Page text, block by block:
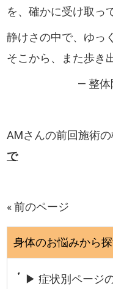
を、確かに受け取っ
静けさの中で、ゆっ
そこから、また歩き
― 整
AMさんの前回施術
で
« 前のページ
身体のお悩みから
▶ 症状別ページ